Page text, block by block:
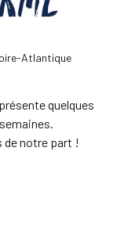
Atlantique
quelques
de notre part !